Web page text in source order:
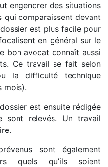
engendrer des situations
qui comparaissent devant
est plus facile pour
en général sur le
bon avocat connaît aussi
Ce travail se fait selon
la difficulté technique
mois).
est ensuite rédigée
sont relevés. Un travail
sont également
quels qu’ils soient